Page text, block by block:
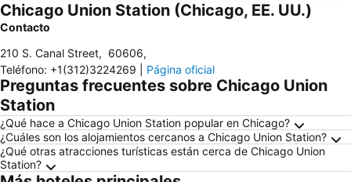
Chicago Union Station (Chicago, EE. UU.)
Contacto
210 S. Canal Street, 60606,
Teléfono: +1(312)3224269 Página oficial
Preguntas frecuentes sobre Chicago Union
Station
¿Qué hace a Chicago Union Station popular en Chicago?
¿Cuáles son los alojamientos cercanos a Chicago Union Station?
¿Qué otras atracciones turísticas están cerca de Chicago Union
Station?